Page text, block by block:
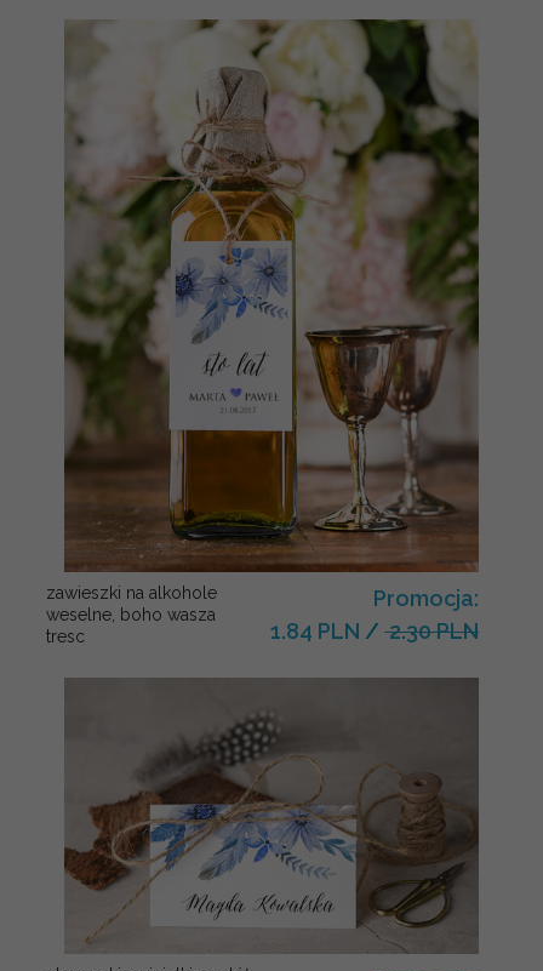
zawieszki na alkohole
weselne, boho wasza
tresc
Promocja:
1.84 PLN / 2.30 PLN